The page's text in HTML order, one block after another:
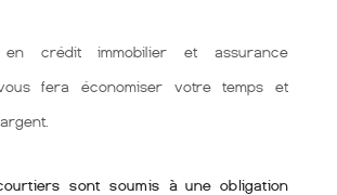
crédit immobilier et assurance
fera économiser votre temps et
sont soumis à une obligation